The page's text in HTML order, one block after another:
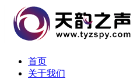
首页
关于我们